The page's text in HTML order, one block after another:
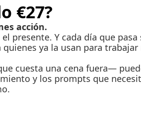
€27?
acción.
presente. Y cada día que
ya la usan para
cuesta una cena fuera—
y los prompts que